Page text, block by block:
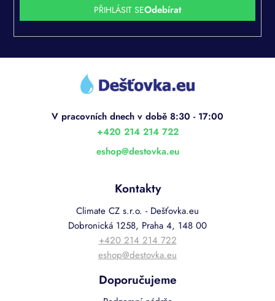
PŘIHLÁSIT SE
Z
eshop@destovka.eu
+420 214 214 722
Kontakty
Climate CZ s.r.o. - Dešťovka.eu
Dobronická 1258, Praha 4, 148 00
+420 214 214 722
eshop@destovka.eu
Doporučujeme